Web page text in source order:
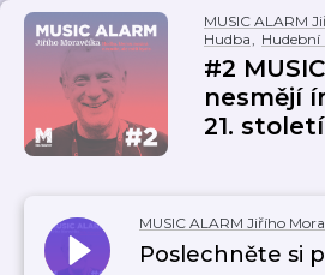
MUSIC ALARM
Hudba,
#2
nesmějí
21.
MUSIC ALARM Jiřího
Poslechněte si